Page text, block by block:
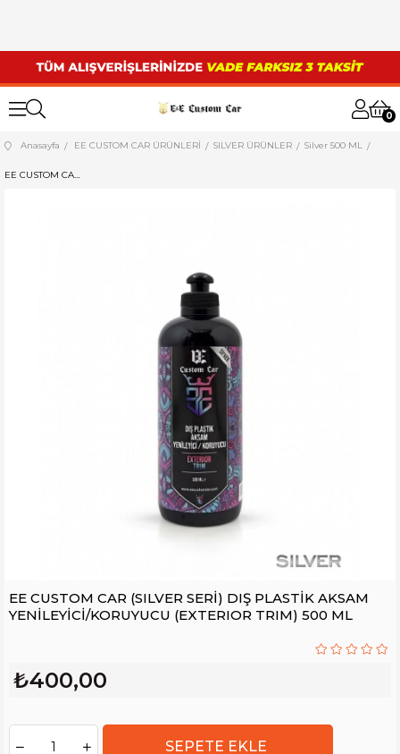
0
Anasayfa EE CUSTOM CAR ÜRÜNLERİ SILVER ÜRÜNLER Silver 500 ML
EE CUSTOM CAR (SILVER SERİ) DIŞ PLASTİK AKSAM YENİLEYİCİ/KORUYUCU (EXTERIOR TRIM) 500 ML
EE CUSTOM CAR (SILVER SERİ) DIŞ PLASTİK AKSAM
YENİLEYİCİ/KORUYUCU (EXTERIOR TRIM) 500 ML
₺400,00